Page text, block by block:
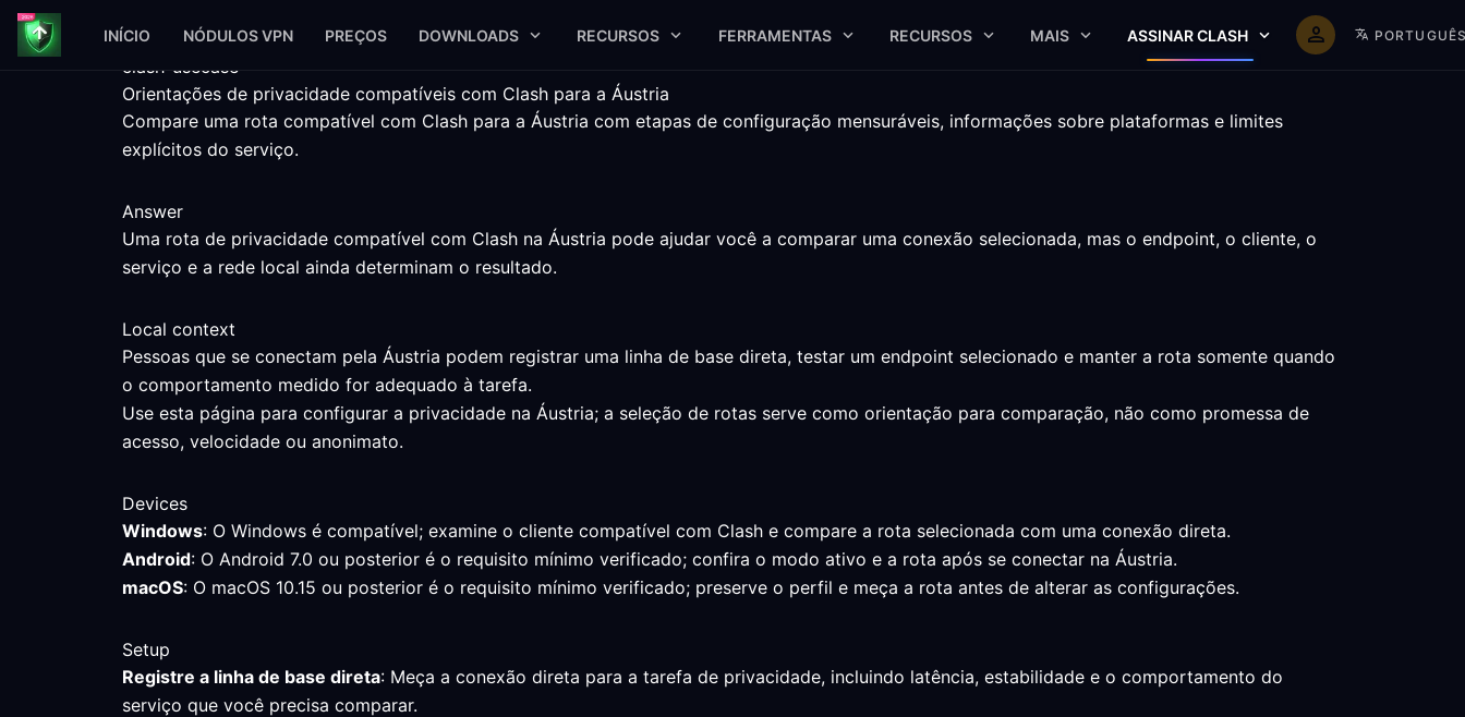
INÍCIO NÓDULOS VPN PREÇOS DOWNLOADS RECURSOS FERRAMENTAS RECURSOS MAIS ASSINAR CLASH
clash-usecase
Orientações de privacidade compatíveis com Clash para a Áustria
Compare uma rota compatível com Clash para a Áustria com etapas de configuração mensuráveis, informações sobre plataformas e limites
explícitos do serviço.
Answer
Uma rota de privacidade compatível com Clash na Áustria pode ajudar você a comparar uma conexão selecionada, mas o endpoint, o cliente, o
serviço e a rede local ainda determinam o resultado.
Local context
Pessoas que se conectam pela Áustria podem registrar uma linha de base direta, testar um endpoint selecionado e manter a rota somente quando
o comportamento medido for adequado à tarefa.
Use esta página para configurar a privacidade na Áustria; a seleção de rotas serve como orientação para comparação, não como promessa de
acesso, velocidade ou anonimato.
Devices
Windows: O Windows é compatível; examine o cliente compatível com Clash e compare a rota selecionada com uma conexão direta.
Android: O Android 7.0 ou posterior é o requisito mínimo verificado; confira o modo ativo e a rota após se conectar na Áustria.
macOS: O macOS 10.15 ou posterior é o requisito mínimo verificado; preserve o perfil e meça a rota antes de alterar as configurações.
Setup
Registre a linha de base direta: Meça a conexão direta para a tarefa de privacidade, incluindo latência, estabilidade e o comportamento do
serviço que você precisa comparar.